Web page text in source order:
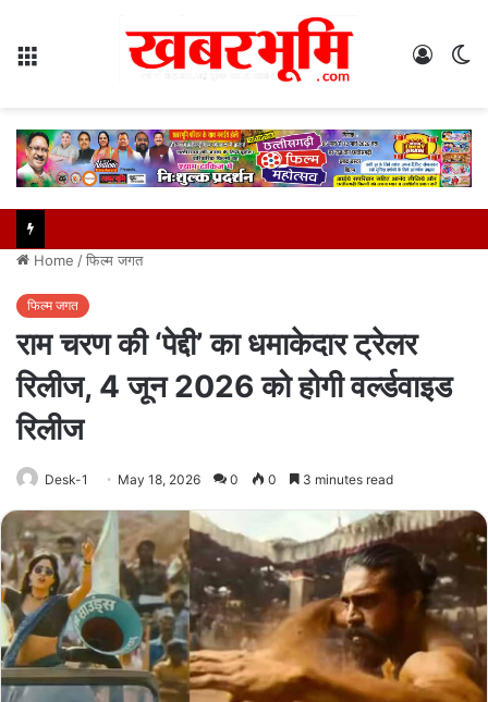
Log
Home /फिल्म जगत
फिल्म जगत
राम चरण की ‘पेद्दी’ का धमाकेदार ट्रेलर
रिलीज, 4 जून 2026 को होगी वर्ल्डवाइड
रिलीज
Desk-1 May 18, 2026 0 0 3 minutes read